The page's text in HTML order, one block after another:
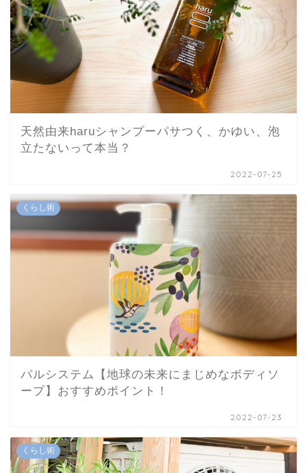
天然由来haruシャンプーパサつく、かゆい、泡
立たないって本当？
2022-07-25
くらし術
パルシステム【地球の未来にまじめなボディソ
ープ】おすすめポイント！
2022-07-23
くらし術